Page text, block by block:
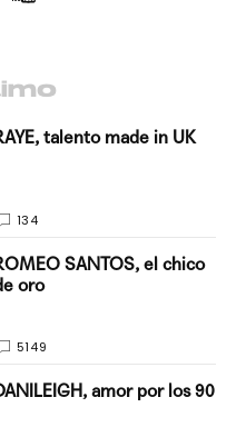
talento made in UK
134
SANTOS, el chico
oro
5149
amor por los 90